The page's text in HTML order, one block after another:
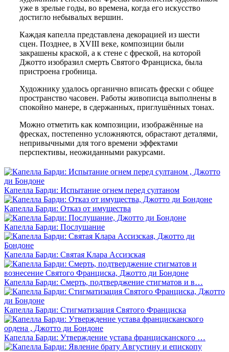
уже в зрелые годы, во времена, когда его искусство
достигло небывалых вершин.
Каждая капелла представлена декорацией из шести
сцен. Позднее, в XVIII веке, композиции были
закрашены краской, а к стене с фреской, на которой
Джотто изобразил смерть Святого Франциска, была
пристроена гробница.
Художнику удалось органично вписать фрески с общее
пространство часовен. Работы живописца выполнены в
спокойно манере, в сдержанных, приглушённых тонах.
Можно отметить как композиции, изображённые на
фресках, постепенно усложняются, обрастают деталями,
непривычными для того времени эффектами
перспективы, неожиданными ракурсами.
Капелла Барди: Испытание огнем перед султаном
Капелла Барди: Отказ от имущества
Капелла Барди: Послушание
Капелла Барди: Святая Клара Ассизская
Капелла Барди: Смерть, подтверджение стигматов и в…
Капелла Барди: Стигматизация Святого Франциска
Капелла Барди: Утверждение устава францисканского …